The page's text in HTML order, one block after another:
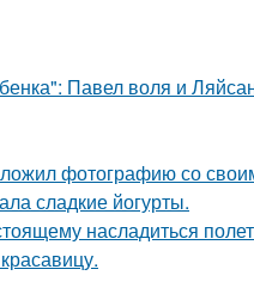
Павел воля и
фотографию со
сладкие йогурты.
насладиться